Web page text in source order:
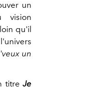
un
vision
qu'il
un
titreJe